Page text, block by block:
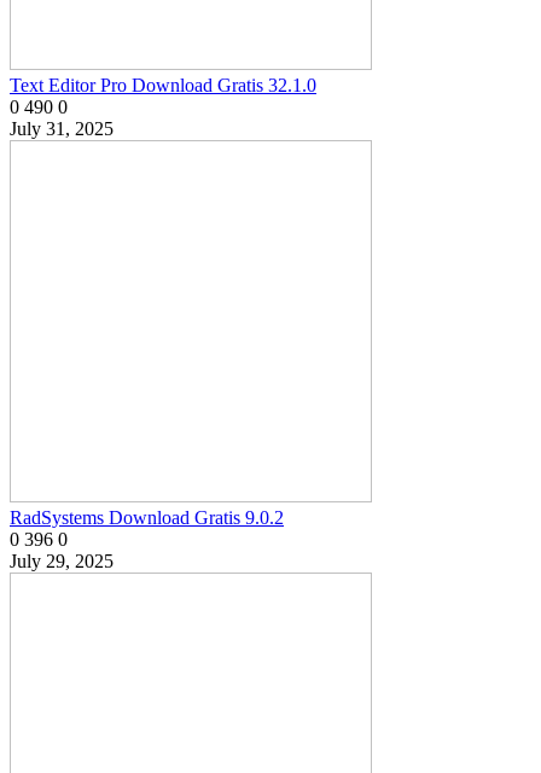
Text Editor Pro Download Gratis 32.1.0
0 490 0
July 31, 2025
RadSystems Download Gratis 9.0.2
0 396 0
July 29, 2025